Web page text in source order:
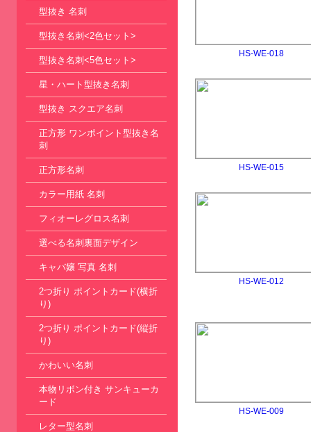
型抜き 名刺
型抜き名刺<2色セット>
型抜き名刺<5色セット>
星・ハート型抜き名刺
型抜き スクエア名刺
正方形 ワンポイント型抜き名
刺
正方形名刺
カラー用紙 名刺
フィオーレグロス名刺
選べる名刺裏面デザイン
キャバ嬢 写真 名刺
2つ折り ポイントカード(横折
り)
2つ折り ポイントカード(縦折
り)
かわいい名刺
本物リボン付き サンキューカ
ード
レター型名刺
HS-WE-018
HS-WE-015
HS-WE-012
HS-WE-009